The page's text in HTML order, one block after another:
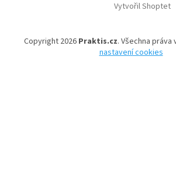
Vytvořil Shoptet
Copyright 2026 Praktis.cz. Všechna
nastavení cookies